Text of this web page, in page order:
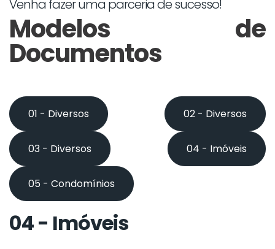
Venha fazer uma parceria de sucesso!
Modelos de
Documentos
01 - Diversos 02 - Diversos
03 - Diversos 04 - Imóveis
05 - Condomínios
04 - Imóveis